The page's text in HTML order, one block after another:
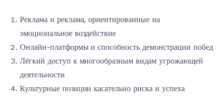
Реклама и реклама, ориентированные на
эмоциональное воздействие
Онлайн-платформы и способность демонстрации побед
Лёгкий доступ к многообразным видам угрожающей
деятельности
Культурные позиции касательно риска и успеха